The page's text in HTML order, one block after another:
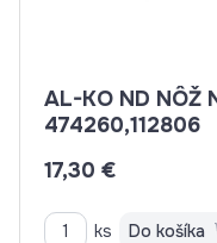
AL-KO ND NÔŽ NA KOSAČKU 3.22 E
474260,112806
17,30 €
ks Do košíka